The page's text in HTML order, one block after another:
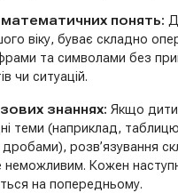
понять:
віку, буває складно
та символами без
чи ситуацій.
знаннях: Якщо
теми (наприклад, таблицю
розв’язування
Кожен
на попередньому.